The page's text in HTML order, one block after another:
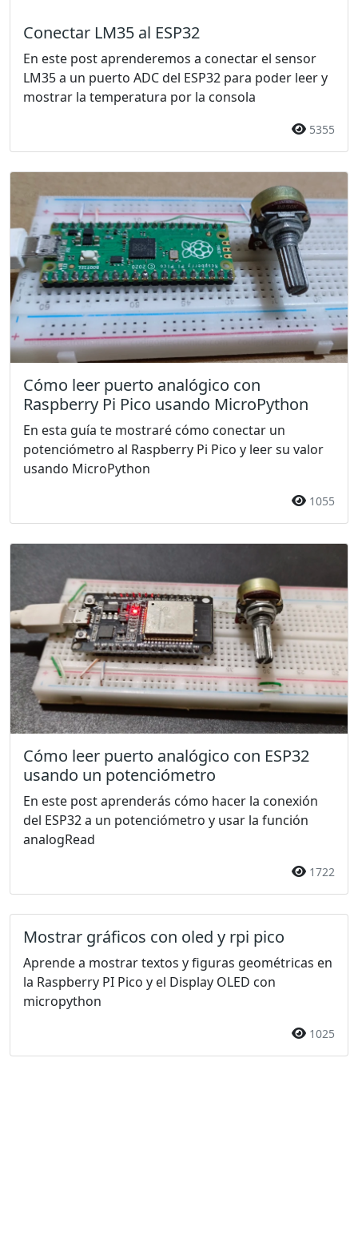
Conectar LM35 al ESP32
En este post aprenderemos a conectar el sensor
LM35 a un puerto ADC del ESP32 para poder leer y
mostrar la temperatura por la consola
5355
Cómo leer puerto analógico con
Raspberry Pi Pico usando MicroPython
En esta guía te mostraré cómo conectar un
potenciómetro al Raspberry Pi Pico y leer su valor
usando MicroPython
1055
Cómo leer puerto analógico con ESP32
usando un potenciómetro
En este post aprenderás cómo hacer la conexión
del ESP32 a un potenciómetro y usar la función
analogRead
1722
Mostrar gráficos con oled y rpi pico
Aprende a mostrar textos y figuras geométricas en
la Raspberry PI Pico y el Display OLED con
micropython
1025